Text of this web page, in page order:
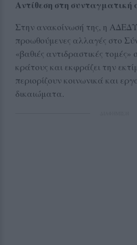
Αντίθεση στη συνταγματική
Στην ανακοίνωσή της, η ΑΔΕΔΥ
προωθούμενες αλλαγές στο
«βαθιές αντιδραστικές τομές»
κράτους και εκφράζει την
περιορίζουν κοινωνικά και
δικαιώματα.